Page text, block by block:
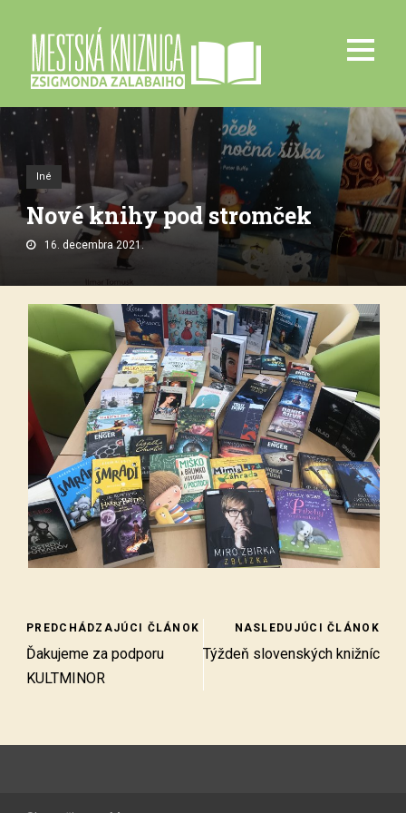
Iné
Nové knihy pod stromček
16. decembra 2021.
PREDCHÁDZAJÚCI ČLÁNOK
Ďakujeme za podporu
KULTMINOR
NASLEDUJÚCI ČLÁNOK
Týždeň slovenských knižníc